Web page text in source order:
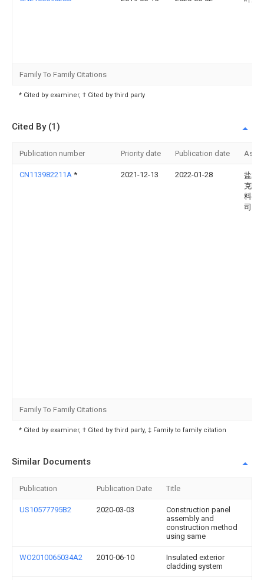
Family To Family Citations
* Cited by examiner, † Cited by third party
Cited By (1)
Publication number Priority date Publication date
CN113982211A * 2021-12-13 2022-01-28
盐城
克防
料有
司
Family To Family Citations
* Cited by examiner, † Cited by third party, ‡ Family to family citation
Similar Documents
Publication Publication Date Title
US10577795B2 2020-03-03
Construction panel
assembly and
construction method
using same
WO2010065034A2 2010-06-10
Insulated exterior
cladding system